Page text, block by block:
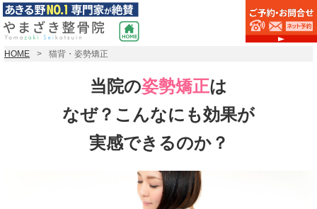
HOME 猫背・姿勢矯正
当院の姿勢矯正は
なぜ？こんなにも効果が
実感できるのか？